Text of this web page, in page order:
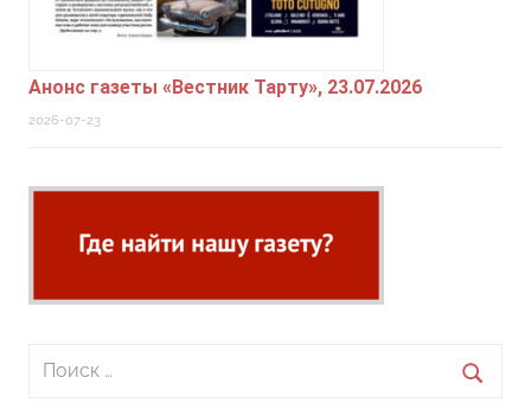
Анонс газеты «Вестник Тарту», 23.07.2026
2026-07-23
Поиск